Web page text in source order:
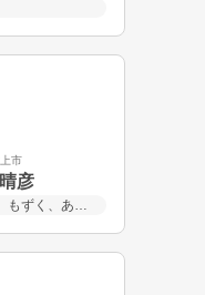
市
彦
岩牡蠣、サザエ、もずく、あおさ、鮭